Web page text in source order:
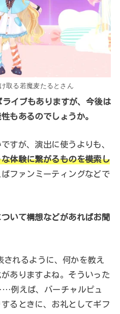
取る若魔麦たるとさん
イブもありますが、今後は
もあるのでしょうか。
すが、演出に使うよりも、
体験に繋がるものを模索し
ばファンミーティングなどで
いて構想などがあればお聞
されるように、何かを教え
ありますよね。そういった
例えば、バーチャルピュ
るときに、お礼としてギフ